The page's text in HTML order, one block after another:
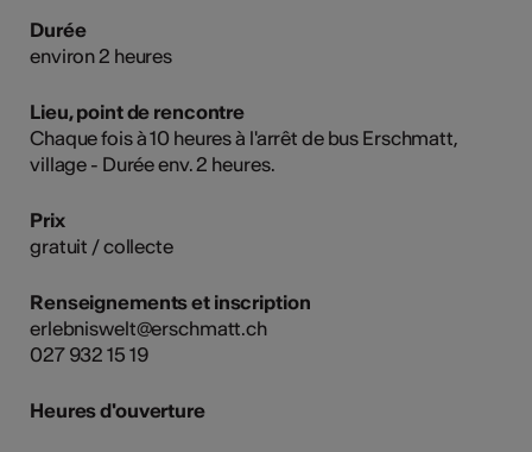
Durée
environ 2 heures
Lieu, point de rencontre
Chaque fois à 10 heures à l'arrêt de bus Erschmatt,
village - Durée env. 2 heures.
Prix
gratuit / collecte
Renseignements et inscription
erlebniswelt@erschmatt.ch
027 932 15 19
Heures d'ouverture